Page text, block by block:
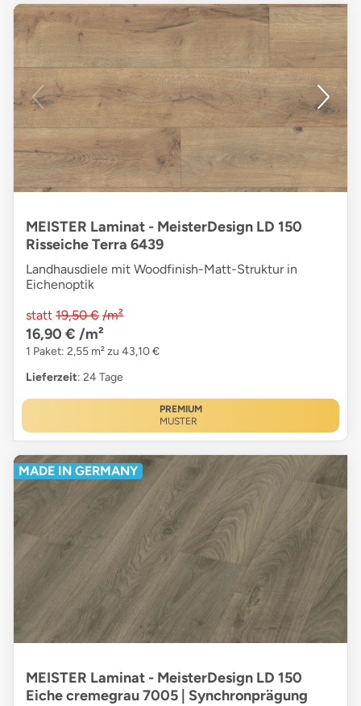
MEISTER Laminat - MeisterDesign LD 150
Risseiche Terra 6439
Landhausdiele mit Woodfinish-Matt-Struktur in
Eichenoptik
statt 19,50 € /m²
16,90 € /m²
1 Paket: 2,55 m² zu 43,10 €
Lieferzeit: 24 Tage
PREMIUM
MUSTER
MADE IN GERMANY
MEISTER Laminat - MeisterDesign LD 150
Eiche cremegrau 7005 | Synchronprägung